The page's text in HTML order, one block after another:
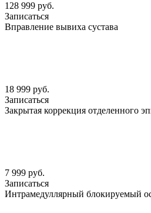
128 999 руб.
Записаться
Вправление вывиха сустава
18 999 руб.
Записаться
Закрытая коррекция отделенного
7 999 руб.
Записаться
Интрамедуллярный блокируемый